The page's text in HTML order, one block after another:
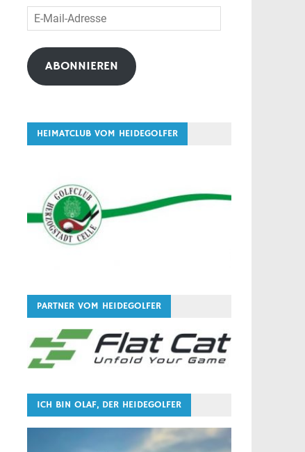
E-
Mail-
Adresse
ABONNIEREN
HEIMATCLUB VOM HEIDEGOLFER
PARTNER VOM HEIDEGOLFER
ICH BIN OLAF, DER HEIDEGOLFER